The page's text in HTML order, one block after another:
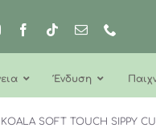
Ένδυση
KOALA SOFT TOUCH SIPPY